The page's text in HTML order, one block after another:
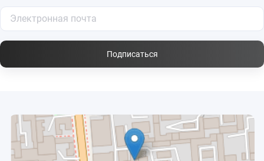
Подписаться